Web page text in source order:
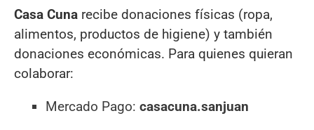
Casa Cuna recibe donaciones físicas (ropa,
alimentos, productos de higiene) y también
donaciones económicas. Para quienes quieran
colaborar:
Mercado Pago: casacuna.sanjuan